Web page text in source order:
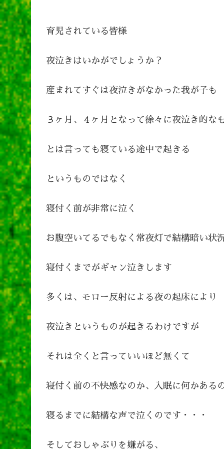
育児されている皆様
夜泣きはいかがでしょうか？
産まれてすぐは夜泣きがなかった我が子も
３ヶ月、４ヶ月となって徐々に夜泣き的な
とは言っても寝ている途中で起きる
というものではなく
寝付く前が非常に泣く
お腹空いてるでもなく常夜灯で結構暗い状
寝付くまでがギャン泣きします
多くは、モロー反射による夜の起床により
夜泣きというものが起きるわけですが
それは全くと言っていいほど無くて
寝付く前の不快感なのか、入眠に何かある
寝るまでに結構な声で泣くのです・・・
そしておしゃぶりを嫌がる、